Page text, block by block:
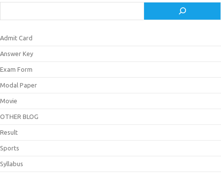
Admit Card
Answer Key
Exam Form
Modal Paper
Movie
OTHER BLOG
Result
Sports
Syllabus